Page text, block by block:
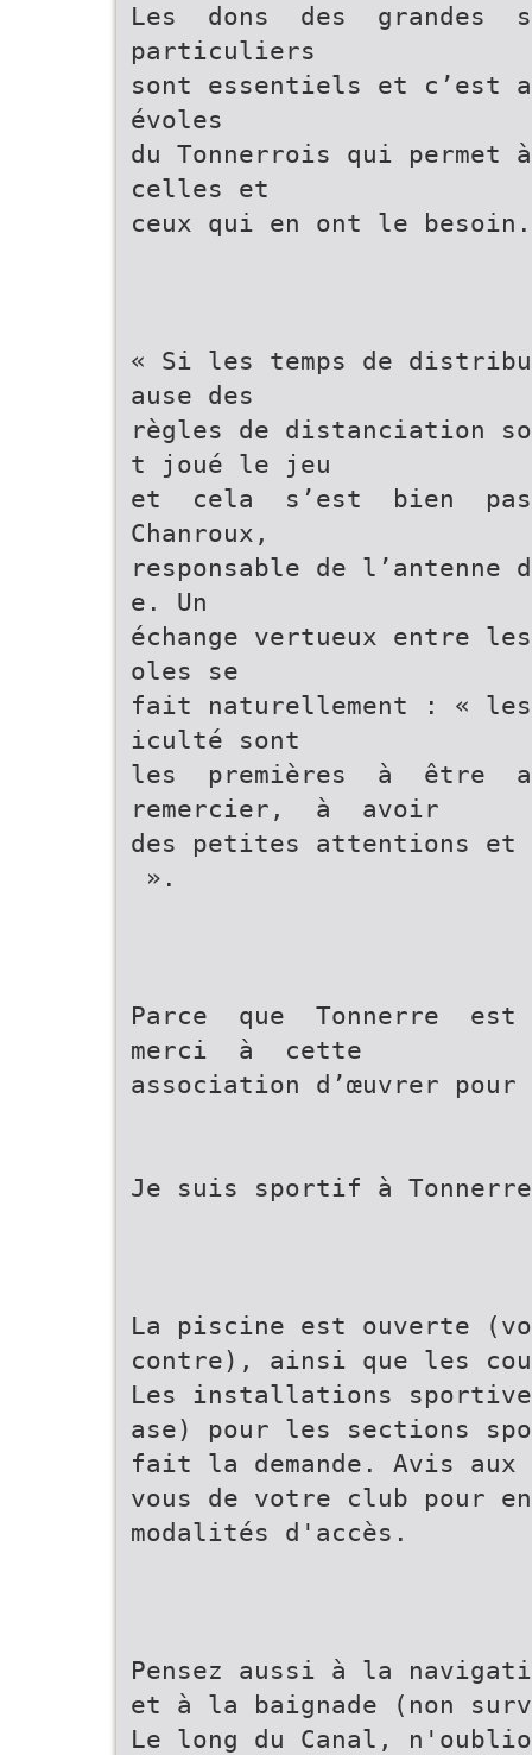
Les dons des grandes
particuliers
sont essentiels et c’est
évoles
du Tonnerrois qui
celles et
ceux qui en ont le besoin.
« Si les temps de
ause des
règles de distanciation
t joué le jeu
et cela s’est bien
Chanroux,
responsable de l’antenne
e. Un
échange vertueux entre
oles se
fait naturellement : «
iculté sont
les premières à être
remercier, à avoir
des petites attentions et
».
Parce que Tonnerre
merci à cette
association d’œuvrer pour
Je suis sportif à
La piscine est ouverte
contre), ainsi que les
Les installations
ase) pour les sections
fait la demande. Avis
vous de votre club pour
modalités d'accès.
Pensez aussi à la
et à la baignade (non
Le long du Canal,